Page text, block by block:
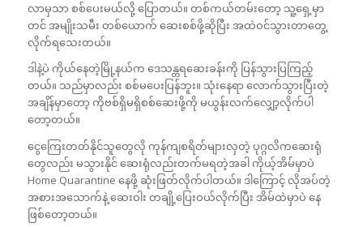
လာမှသာ စစ်ပေးမယ်လို့ ပြောတယ်။ တစ်ကယ်တမ်းတော့ သူ့ရှေ့မှာ
တင် အမျိုးသမီး တစ်ယောက် ဆေးစစ်ဖို့ဆိုပြီး အထဲဝင်သွားတာတွေ့
လိုက်ရသေးတယ်။
ဒါနဲ့ပဲ ကိုယ်နေတဲ့မြို့နယ်က ဒေသန္တရဆေးခန်းကို ပြန်သွားပြကြည့်
တယ်။ သည်မှာလည်း စစ်မပေးပြန်ဘူး။ သုံးနေရာ လောက်သွားပြီးတဲ့
အချိန်မှာတော့ ကိုဗစ်ရှိမရှိစစ်ဆေးဖို့ကို မယွန်းလက်လျှော့လိုက်ပါ
တော့တယ်။
ငွေကြေးတတ်နိုင်သူတွေလို ကုန်ကျစရိတ်များလှတဲ့ ပုဂ္ဂလိကဆေးရုံ
တွေလည်း မသွားနိုင် ဆေးရုံလည်းတက်မရတဲ့အခါ ကိုယ့်အိမ်မှာပဲ
Home Quarantine နေဖို့ ဆုံးဖြတ်လိုက်ပါတယ်။ ဒါကြောင့် လိုအပ်တဲ့
အစားအသောက်နဲ့ ဆေးဝါး တချို့ပြေးဝယ်လိုက်ပြီး အိမ်ထဲမှာပဲ နေ
ဖြစ်တော့တယ်။